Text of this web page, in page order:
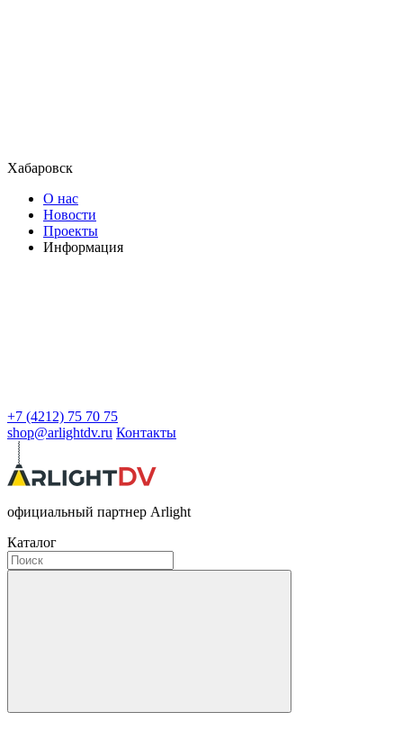
Хабаровск
О нас
Новости
Проекты
Информация
+7 (4212) 75 70 75
shop@arlightdv.ru Контакты
официальный партнер Arlight
Каталог